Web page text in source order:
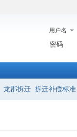
用户名
密码
龙郡拆迁 拆迁补偿标准